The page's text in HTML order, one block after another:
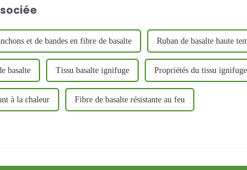
et de bandes en fibre de basalte Ruban de basalte haute
basalte Tissu basalte ignifuge Propriétés du tissu
à la chaleur Fibre de basalte résistante au feu